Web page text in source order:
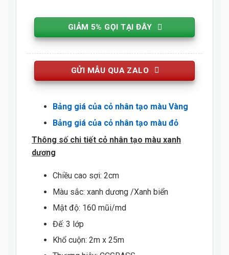
GIẢM 5% GỌI TẠI ĐÂY
GỬI MẪU QUA ZALO
Bảng giá của cỏ nhân tạo màu Vàng
Bảng giá của cỏ nhân tạo màu đỏ
Thông số chi tiết cỏ nhân tạo màu xanh
dương
Chiều cao sợi: 2cm
Màu sắc: xanh dương /Xanh biển
Mật độ: 160 mũi/md
Đế: 3 lớp
Khổ cuộn: 2m x 25m